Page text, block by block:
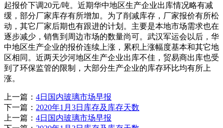
起报价下调20元/吨。近期华中地区生产企业出库情况略有减
缓，部分厂家库存有所增加。为了削减库存，厂家报价有所松
动，其它厂家后期也有跟进的计划。主要是本地市场需求也在
逐步减少，销售到周边市场的数量尚可。武汉军运会以后，华
中地区生产企业的报价连续上涨，累积上涨幅度基本和其它地
区相同。近两天沙河地区生产企业出库不佳，贸易商出库也受
到了环保监管的限制，大部分生产企业的库存环比均有所上
涨。
上一篇： 4日国内玻璃市场早报
下一篇： 2020年1月3日库存及库存天数
上一篇： 4日国内玻璃市场早报